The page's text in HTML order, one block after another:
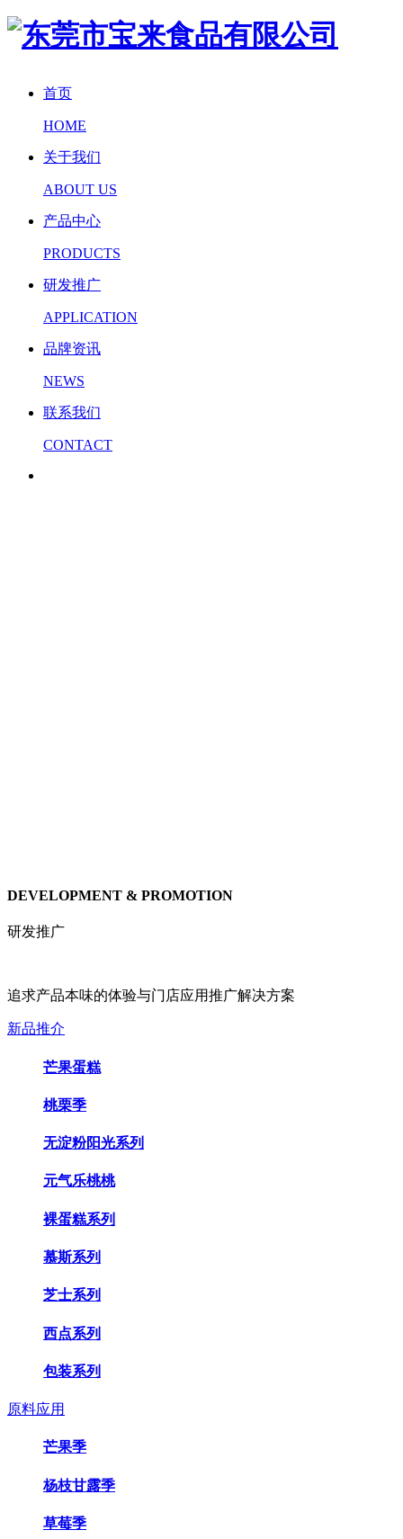
首页
HOME
关于我们
ABOUT US
产品中心
PRODUCTS
研发推广
APPLICATION
品牌资讯
NEWS
联系我们
CONTACT
DEVELOPMENT & PROMOTION
研发推广
追求产品本味的体验与门店应用推广解决方案
新品推介
芒果蛋糕
桃栗季
无淀粉阳光系列
元气乐桃桃
裸蛋糕系列
慕斯系列
芝士系列
西点系列
包装系列
原料应用
芒果季
杨枝甘露季
草莓季